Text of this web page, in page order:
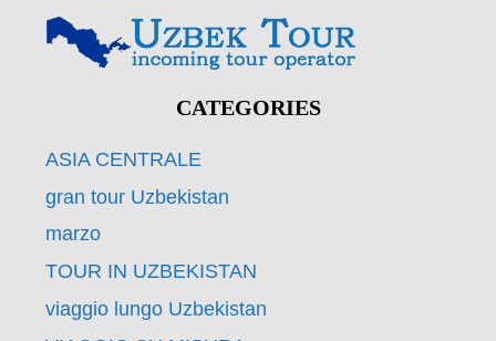
CATEGORIES
ASIA CENTRALE
gran tour Uzbekistan
marzo
TOUR IN UZBEKISTAN
viaggio lungo Uzbekistan